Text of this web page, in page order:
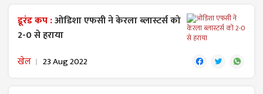
डूरंड कप :ओडिशा एफसी ने केरला ब्लास्टर्स को
2-0 से हराया
खेल 23 Aug 2022